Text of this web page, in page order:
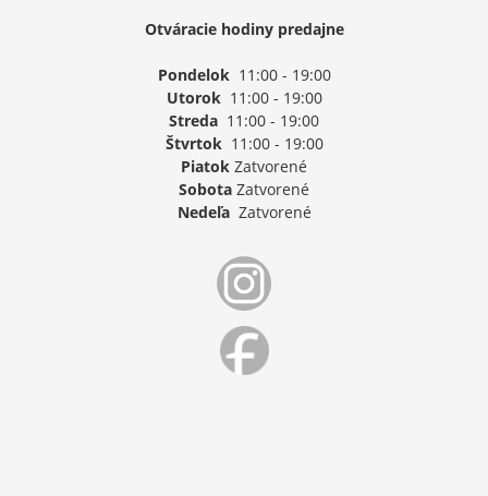
Otváracie hodiny predajne
Pondelok11:00 - 19:00
Utorok11:00 - 19:00
Streda 11:00 - 19:00
Štvrtok11:00 - 19:00
Piatok Zatvorené
Sobota Zatvorené
NedeľaZatvorené